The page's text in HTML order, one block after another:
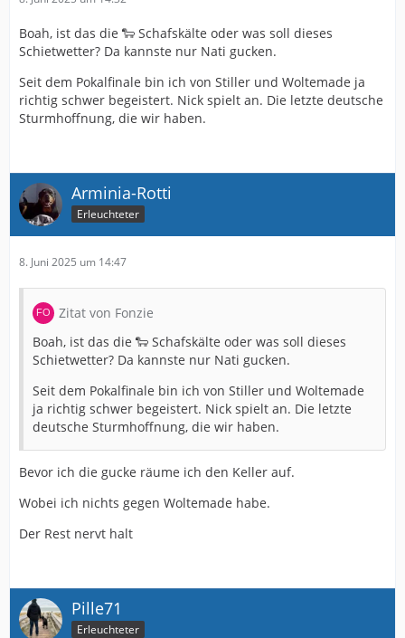
Boah, ist das die 🐑 Schafskälte oder was soll dieses
Schietwetter? Da kannste nur Nati gucken.
Seit dem Pokalfinale bin ich von Stiller und Woltemade ja
richtig schwer begeistert. Nick spielt an. Die letzte deutsche
Sturmhoffnung, die wir haben.
Arminia-Rotti
Erleuchteter
8. Juni 2025 um 14:47
Zitat von Fonzie
Boah, ist das die 🐑 Schafskälte oder was soll dieses
Schietwetter? Da kannste nur Nati gucken.
Seit dem Pokalfinale bin ich von Stiller und Woltemade
ja richtig schwer begeistert. Nick spielt an. Die letzte
deutsche Sturmhoffnung, die wir haben.
Bevor ich die gucke räume ich den Keller auf.
Wobei ich nichts gegen Woltemade habe.
Der Rest nervt halt
Pille71
Erleuchteter